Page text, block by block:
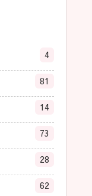
4
81
14
73
28
62